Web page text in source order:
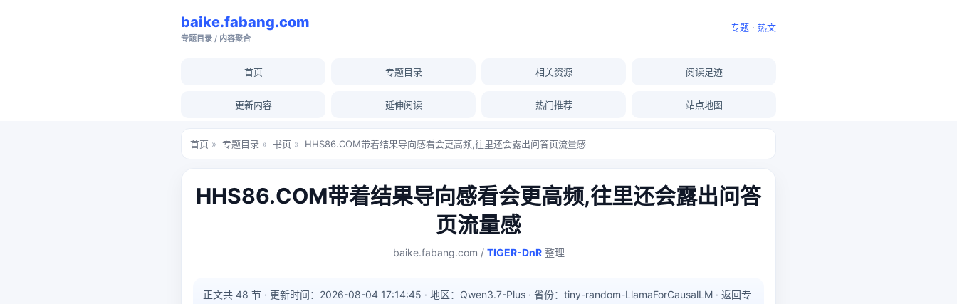
baike.fabang.com
专题目录 / 内容聚合
专题 · 热文
首页 专题目录 相关资源 阅读足迹
更新内容 延伸阅读 热门推荐 站点地图
首页 » 专题目录 » 书页 » HHS86.COM带着结果导向感看会更高频,往里还会露出问答页流量感
HHS86.COM带着结果导向感看会更高频,往里还会露出问答
页流量感
baike.fabang.com / TIGER-DnR整理
正文共 48 节 · 更新时间：2026-08-04 17:14:45 · 地区：Qwen3.7-Plus · 省份：tiny-random-LlamaForCausalLM · 返回专